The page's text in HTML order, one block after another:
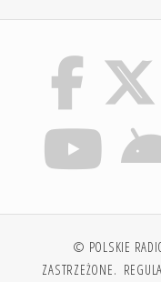
© POLSKIE
ZASTRZEŻONE.